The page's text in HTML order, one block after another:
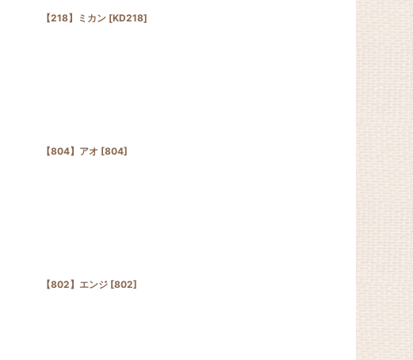
【218】ミカン [KD218]
【804】アオ [804]
【802】エンジ [802]